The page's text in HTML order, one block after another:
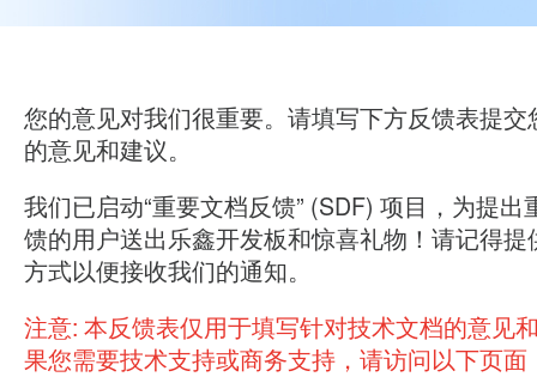
您的意见对我们很重要。请填写下方反馈表提交
的意见和建议。
我们已启动“重要文档反馈” (SDF) 项目，为提出
馈的用户送出乐鑫开发板和惊喜礼物！请记得提
方式以便接收我们的通知。
注意: 本反馈表仅用于填写针对技术文档的意见
果您需要技术支持或商务支持，请访问以下页面